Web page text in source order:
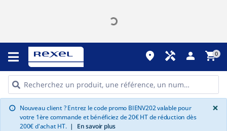
place handyman person shopping_cart0
info Nouveau client ? Entrez le code promo BIENV202 valable pour
votre 1ère commande et bénéficiez de 20€ HT de réduction dès
200€ d'achat HT. | En savoir plus
×